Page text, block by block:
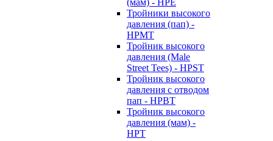
(мам) - HPE
Тройники высокого
давления (пап) -
HPMT
Тройник высокого
давления (Male
Street Tees) - HPST
Тройник высокого
давления с отводом
пап - HPBT
Тройник высокого
давления (мам) -
HPT